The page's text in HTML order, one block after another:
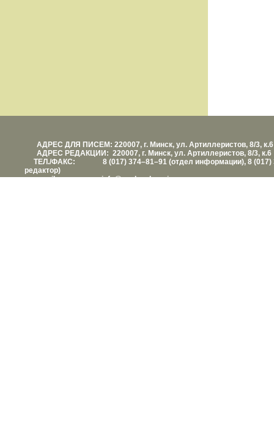
АДРЕС ДЛЯ ПИСЕМ: 220007, г. Минск, ул. Артиллеристов, 8/3, к.6
АДРЕС РЕДАКЦИИ: 220007, г. Минск, ул. Артиллеристов, 8/3, к.6
ТЕЛ./ФАКС: 8 (017) 374–81–91 (отдел информации), 8 (017)
редактор)
е-mail: info@vashezdorovie.com